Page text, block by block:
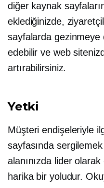
diğer kaynak
eklediğinizde,
sayfalarda
edebilir ve web
artırabilirsiniz.
Yetki
Müşteri endişeleriyle
sayfasında
alanınızda lider
harika bir yoludur.